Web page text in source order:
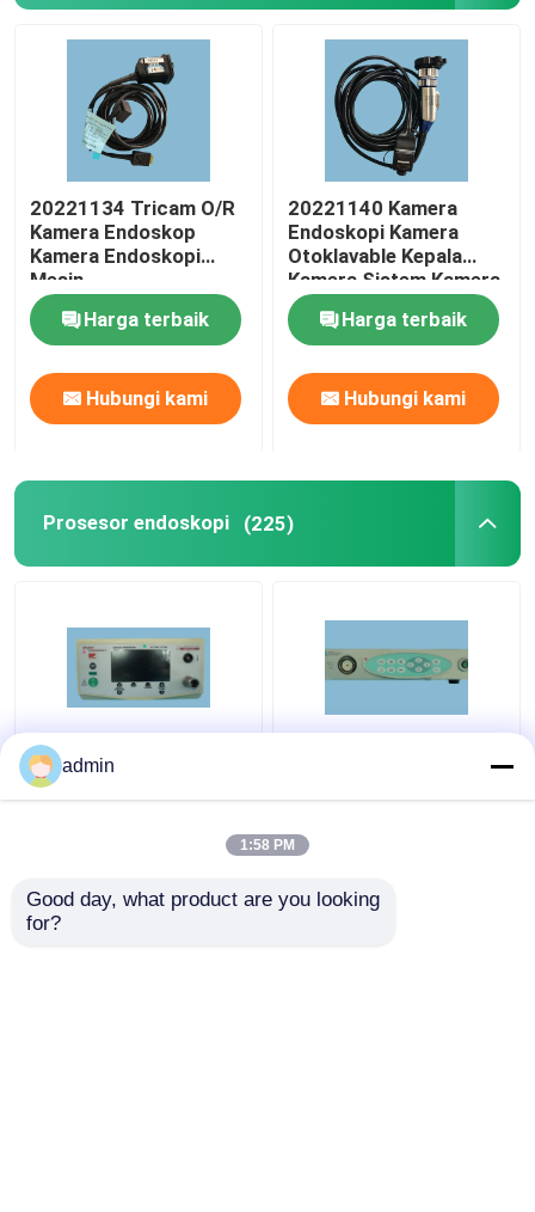
20221134 Tricam O/R
Kamera Endoskop
Kamera Endoskopi
Mesin
Harga terbaik
Hubungi kami
20221140 Kamera
Endoskopi Kamera
Otoklavable Kepala
Kamera Sistem Kamera
Medis
Harga terbaik
Hubungi kami
Prosesor endoskopi (225)
40L Endoskopi
Prosesor Insufflator
Resolusi Tinggi
admin
1:58 PM
Good day, what product are you looking
for?